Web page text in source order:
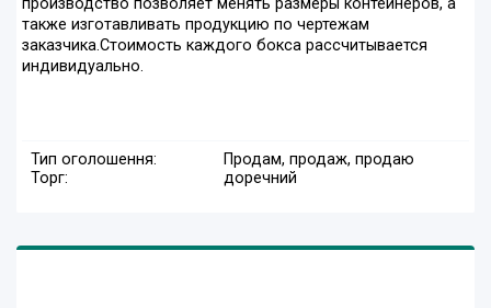
производство позволяет менять размеры контейнеров, а
также изготавливать продукцию по чертежам
заказчика.Стоимость каждого бокса рассчитывается
индивидуально.
Тип оголошення:
Продам, продаж, продаю
Торг:
доречний